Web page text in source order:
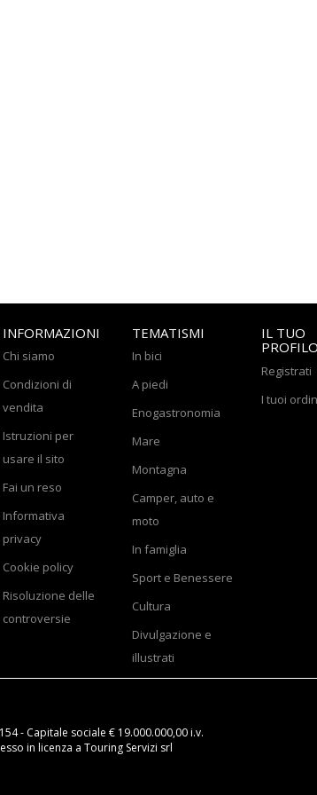
INFORMAZIONI
Chi siamo
Condizioni di
vendita
Istruzioni per
usare il sito
Fai un reso
Informativa
privacy
Cookie policy
Risoluzione delle
controversie
TEMATISMI
In bici
A piedi
Enogastronomia
Mare
Montagna
Camper, auto e
moto
In famiglia
Sport e Benessere
Cultura
Divulgazione e
illustrati
IL TUO
Registrati
I tuoi
- Capitale sociale € 19.000.000,00 i.v.
in licenza a Touring Servizi srl